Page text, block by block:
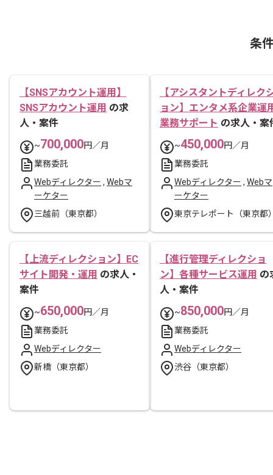
条
【SNSアカウント運用】
SNSアカウント運用 の求
人・案件
~700,000円／月
業務委託
Webディレクター , Webマ
ーケター
三越前（東京都）
【アシスタントディレク
ョン】エンタメ系企業運
業務サポート の求人・案
~450,000円／月
業務委託
Webディレクター , Webマ
ーケター
東京テレポート（東京都
【上流ディレクション】EC
サイト開発・運用 の求人・
案件
~650,000円／月
業務委託
Webディレクター
新橋（東京都）
【進行管理ディレクショ
ン】各種サービス運用 の
人・案件
~850,000円／月
業務委託
Webディレクター
渋谷（東京都）